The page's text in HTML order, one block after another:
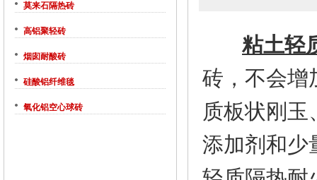
莫来石隔热砖
高铝聚轻砖
烟囱耐酸砖
硅酸铝纤维毯
氧化铝空心球砖
粘土轻
砖，不会增
质板状刚
添加剂和少